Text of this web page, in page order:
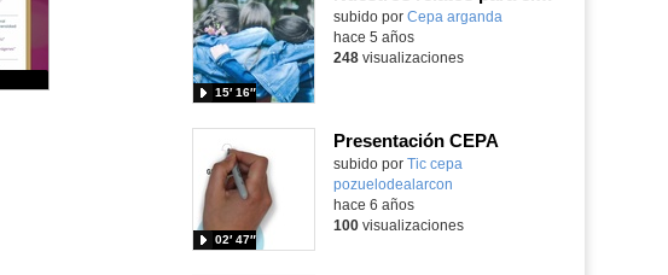
Contenido educativo.
subido por Cepa arganda
15′ 16″
hace 5 años
248visualizaciones
Presentación CEPA
Contenido educativo.
subido por Tic cepa
pozuelodealarcon
02′ 47″
hace 6 años
100visualizaciones